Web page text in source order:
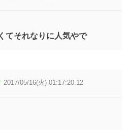
てそれなりに人気やで
2017/05/16(火) 01:17:20.12